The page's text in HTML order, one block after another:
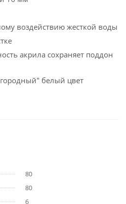
воздействию жесткой воды
акрила сохраняет поддон
белый цвет
80
80
6